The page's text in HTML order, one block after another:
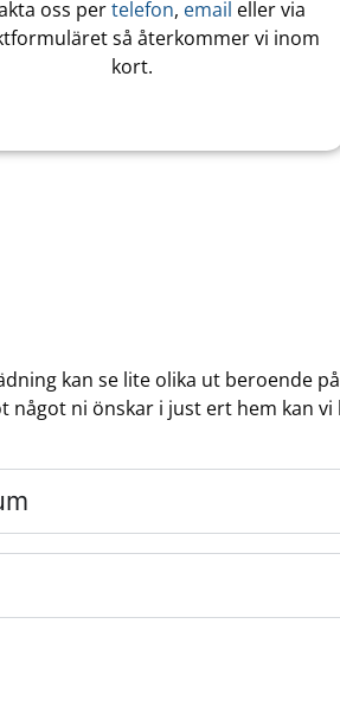
oss pertelefon, email eller via
så återkommer vi inom
kort.
kan se lite olika ut beroende
något ni önskar i just ert hem kan